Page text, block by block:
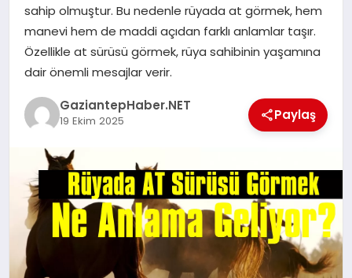
MAGAZIN
SPOR
SIYASET
DIĞER
sahip olmuştur. Bu nedenle rüyada at görmek, hem
manevi hem de maddi açıdan farklı anlamlar taşır.
Özellikle at sürüsü görmek, rüya sahibinin yaşamına
dair önemli mesajlar verir.
GaziantepHaber.NET
19 Ekim 2025 Paylaş